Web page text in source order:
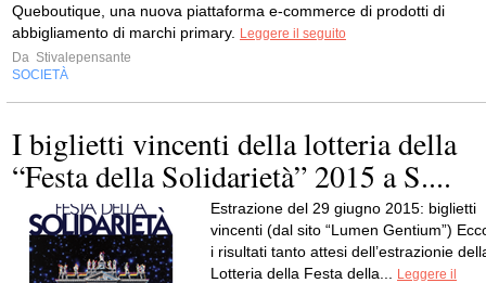
Queboutique, una nuova piattaforma e-commerce di prodotti di
abbigliamento di marchi primary.
Leggere il seguito
Da Stivalepensante
SOCIETÀ
I biglietti vincenti della lotteria della
“Festa della Solidarietà” 2015 a S....
Estrazione del 29 giugno 2015: biglietti
vincenti (dal sito “Lumen Gentium”)
i risultati tanto attesi dell’estrazionie
Lotteria della Festa della...
Leggere il